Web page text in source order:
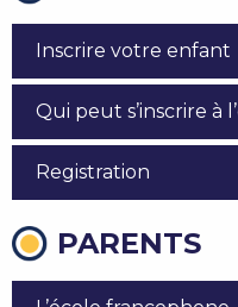
Inscrire votre enfant
Qui peut s’inscrire à
Registration
PARENTS